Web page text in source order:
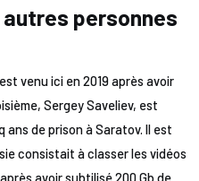
personnes
venu ici en 2019 après avoir
Sergey Saveliev, est
de prison à Saratov. Il est
consistait à classer les vidéos
avoir subtilisé 200 Gb de